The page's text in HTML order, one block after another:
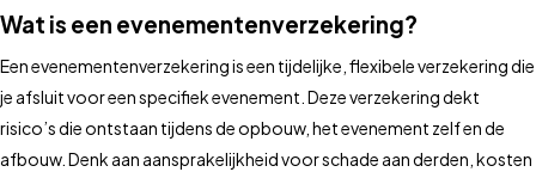
Wat is een evenementenverzekering?
Een evenementenverzekering is een tijdelijke, flexibele verzekering die
je afsluit voor een specifiek evenement. Deze verzekering dekt
risico’s die ontstaan tijdens de opbouw, het evenement zelf en de
afbouw. Denk aan aansprakelijkheid voor schade aan derden, kosten